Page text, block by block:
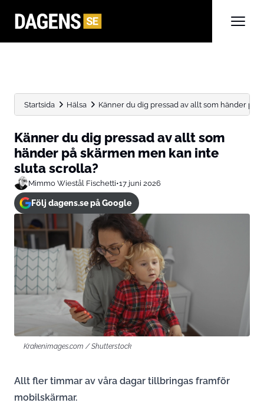
Startsida Hälsa Känner du dig pressad av allt som händer på
Känner du dig pressad av allt som
händer på skärmen men kan inte
sluta scrolla?
Mimmo Wiestål Fischetti•17 juni 2026
Följ dagens.se på Google
Krakenimages.com / Shutterstock
Allt fler timmar av våra dagar tillbringas framför
mobilskärmar.